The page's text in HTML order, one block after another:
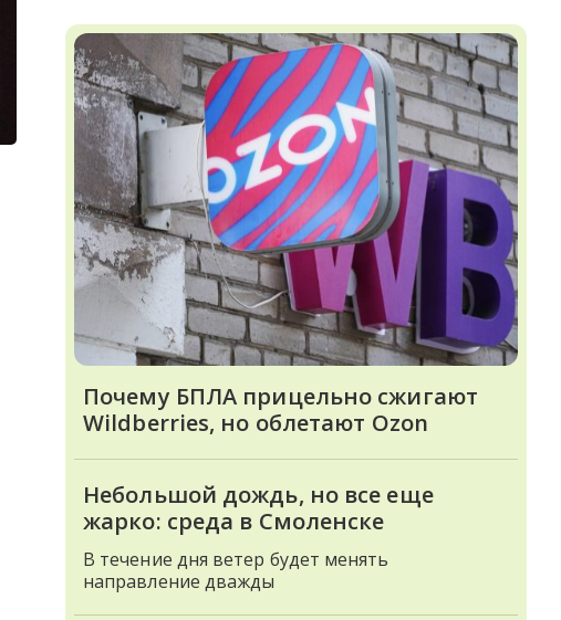
Почему БПЛА прицельно сжигают
Wildberries, но облетают Ozon
Небольшой дождь, но все еще
жарко: среда в Смоленске
В течение дня ветер будет менять
направление дважды